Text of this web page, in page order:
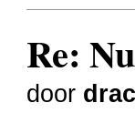
Re:
door